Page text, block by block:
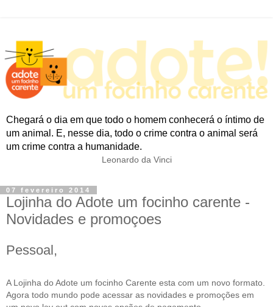
Chegará o dia em que todo o homem conhecerá o íntimo de
um animal. E, nesse dia, todo o crime contra o animal será
um crime contra a humanidade.
Leonardo da Vinci
07 fevereiro 2014
Lojinha do Adote um focinho carente -
Novidades e promoçoes
Pessoal,
A Lojinha do Adote um focinho Carente esta com um novo formato.
Agora todo mundo pode acessar as novidades e promoções em